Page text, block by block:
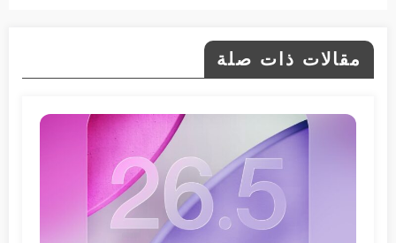
مقالات ذات صلة